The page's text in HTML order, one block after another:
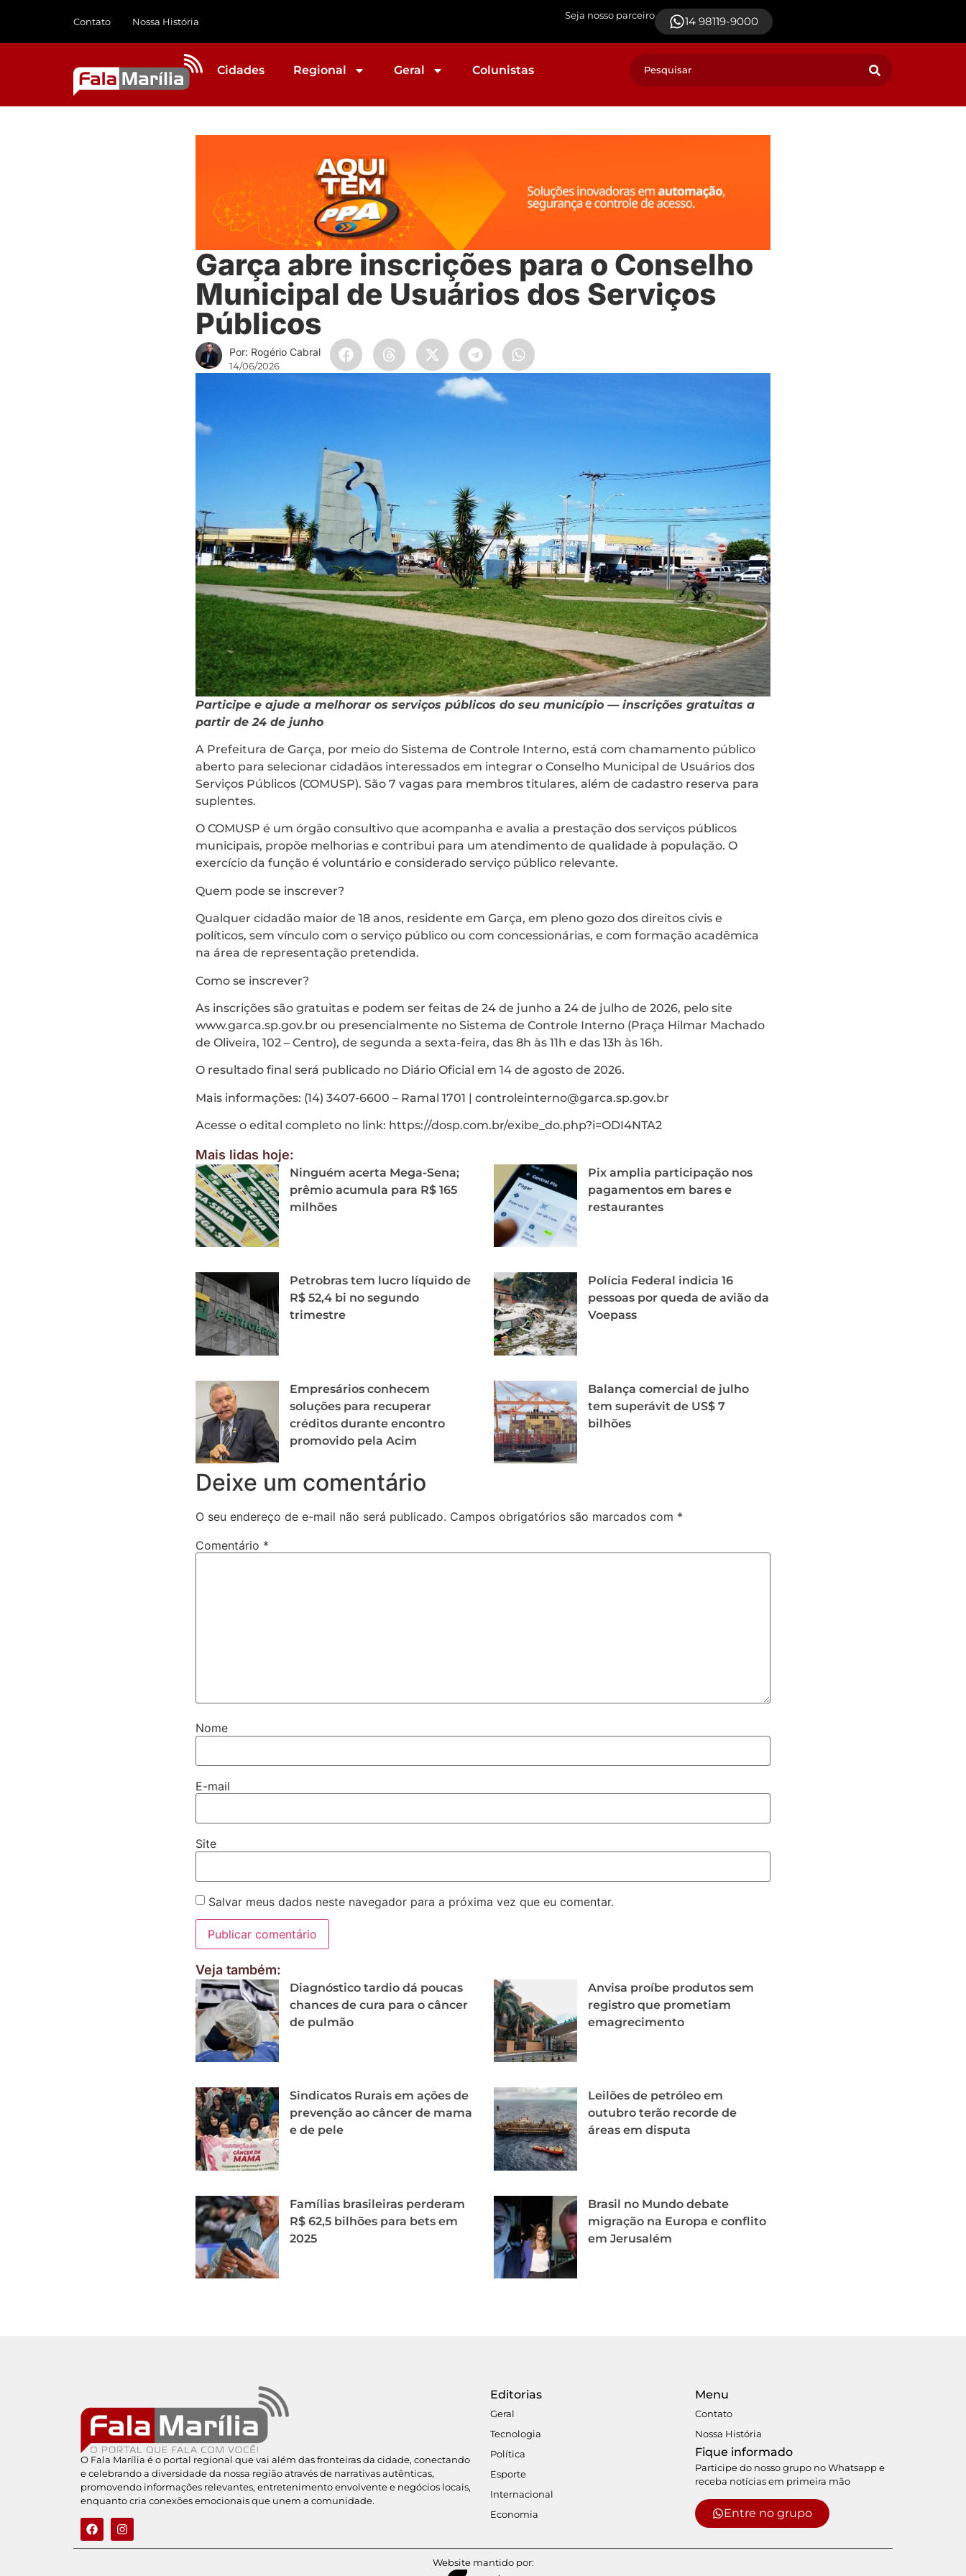
Contato Nossa História
Seja nosso parceiro 14 98119-9000
Cidades Regional Geral Colunistas
Garça abre inscrições para o Conselho
Municipal de Usuários dos Serviços
Públicos
Por: Rogério Cabral
14/06/2026
Participe e ajude a melhorar os serviços públicos do seu município — inscrições gratuitas a
partir de 24 de junho
A Prefeitura de Garça, por meio do Sistema de Controle Interno, está com chamamento público
aberto para selecionar cidadãos interessados em integrar o Conselho Municipal de Usuários dos
Serviços Públicos (COMUSP). São 7 vagas para membros titulares, além de cadastro reserva para
suplentes.
O COMUSP é um órgão consultivo que acompanha e avalia a prestação dos serviços públicos
municipais, propõe melhorias e contribui para um atendimento de qualidade à população. O
exercício da função é voluntário e considerado serviço público relevante.
Quem pode se inscrever?
Qualquer cidadão maior de 18 anos, residente em Garça, em pleno gozo dos direitos civis e
políticos, sem vínculo com o serviço público ou com concessionárias, e com formação acadêmica
na área de representação pretendida.
Como se inscrever?
As inscrições são gratuitas e podem ser feitas de 24 de junho a 24 de julho de 2026, pelo site
www.garca.sp.gov.br ou presencialmente no Sistema de Controle Interno (Praça Hilmar Machado
de Oliveira, 102 – Centro), de segunda a sexta-feira, das 8h às 11h e das 13h às 16h.
O resultado final será publicado no Diário Oficial em 14 de agosto de 2026.
Mais informações: (14) 3407-6600 – Ramal 1701 | controleinterno@garca.sp.gov.br
Acesse o edital completo no link: https://dosp.com.br/exibe_do.php?i=ODI4NTA2
Mais lidas hoje:
Ninguém acerta Mega-Sena;
prêmio acumula para R$ 165
milhões
Pix amplia participação nos
pagamentos em bares e
restaurantes
Petrobras tem lucro líquido de
R$ 52,4 bi no segundo
trimestre
Polícia Federal indicia 16
pessoas por queda de avião da
Voepass
Empresários conhecem
soluções para recuperar
créditos durante encontro
promovido pela Acim
Balança comercial de julho
tem superávit de US$ 7
bilhões
Deixe um comentário
O seu endereço de e-mail não será publicado. Campos obrigatórios são marcados com *
Comentário *
Nome
E-mail
Site
Salvar meus dados neste navegador para a próxima vez que eu comentar.
Veja também:
Diagnóstico tardio dá poucas
chances de cura para o câncer
de pulmão
Anvisa proíbe produtos sem
registro que prometiam
emagrecimento
Sindicatos Rurais em ações de
prevenção ao câncer de mama
e de pele
Leilões de petróleo em
outubro terão recorde de
áreas em disputa
Famílias brasileiras perderam
R$ 62,5 bilhões para bets em
2025
Brasil no Mundo debate
migração na Europa e conflito
em Jerusalém
O Fala Marília é o portal regional que vai além das fronteiras da cidade, conectando
e celebrando a diversidade da nossa região através de narrativas autênticas,
promovendo informações relevantes, entretenimento envolvente e negócios locais,
enquanto cria conexões emocionais que unem a comunidade.
Editorias
Geral
Tecnologia
Política
Esporte
Internacional
Economia
Menu
Contato
Nossa História
Fique informado
Participe do nosso grupo no Whatsapp e
receba notícias em primeira mão
Entre no grupo
Website mantido por: